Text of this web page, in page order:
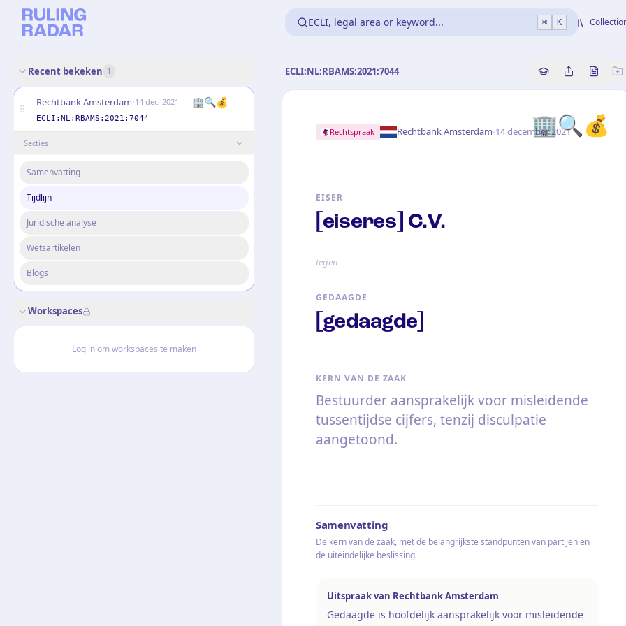
ECLI, legal area or keyword... ⌘ K
Recent bekeken 1
Rechtbank Amsterdam·14 dec. 2021 🏢🔍💰
ECLI:NL:RBAMS:2021:7044
Secties
Samenvatting
Tijdlijn
Juridische analyse
Wetsartikelen
Blogs
Workspaces
Log in om workspaces te maken
ECLI:NL:RBAMS:2021:7044 Copy source
Share this
Bekijk
🏢🔍💰
Rechtspraak Rechtbank Amsterdam·14 december 2021
EISER
[eiseres] C.V.
tegen
GEDAAGDE
[gedaagde]
KERN VAN DE ZAAK
Bestuurder aansprakelijk voor misleidende
tussentijdse cijfers, tenzij disculpatie
aangetoond.
Samenvatting
De kern van de zaak, met de belangrijkste standpunten van partijen en
de uiteindelijke beslissing
Uitspraak van Rechtbank Amsterdam
Gedaagde is hoofdelijk aansprakelijk voor misleidende